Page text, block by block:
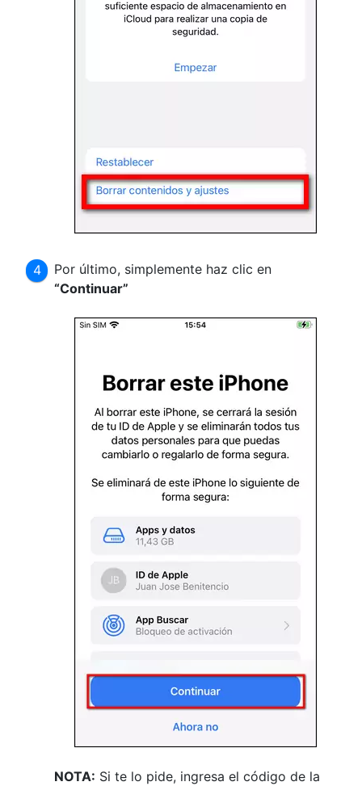
Por último, simplemente haz clic en
“Continuar”
NOTA: Si te lo pide, ingresa el código de la